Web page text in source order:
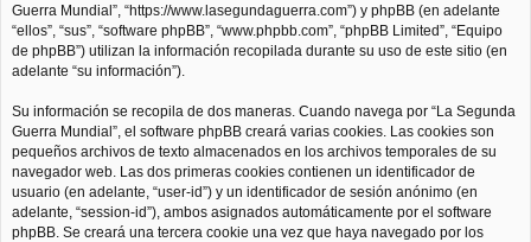
Guerra Mundial”, “https://www.lasegundaguerra.com”) y phpBB (en adelante
“ellos”, “sus”, “software phpBB”, “www.phpbb.com”, “phpBB Limited”, “Equipo
de phpBB”) utilizan la información recopilada durante su uso de este sitio (en
adelante “su información”).
Su información se recopila de dos maneras. Cuando navega por “La Segunda
Guerra Mundial”, el software phpBB creará varias cookies. Las cookies son
pequeños archivos de texto almacenados en los archivos temporales de su
navegador web. Las dos primeras cookies contienen un identificador de
usuario (en adelante, “user-id”) y un identificador de sesión anónimo (en
adelante, “session-id”), ambos asignados automáticamente por el software
phpBB. Se creará una tercera cookie una vez que haya navegado por los